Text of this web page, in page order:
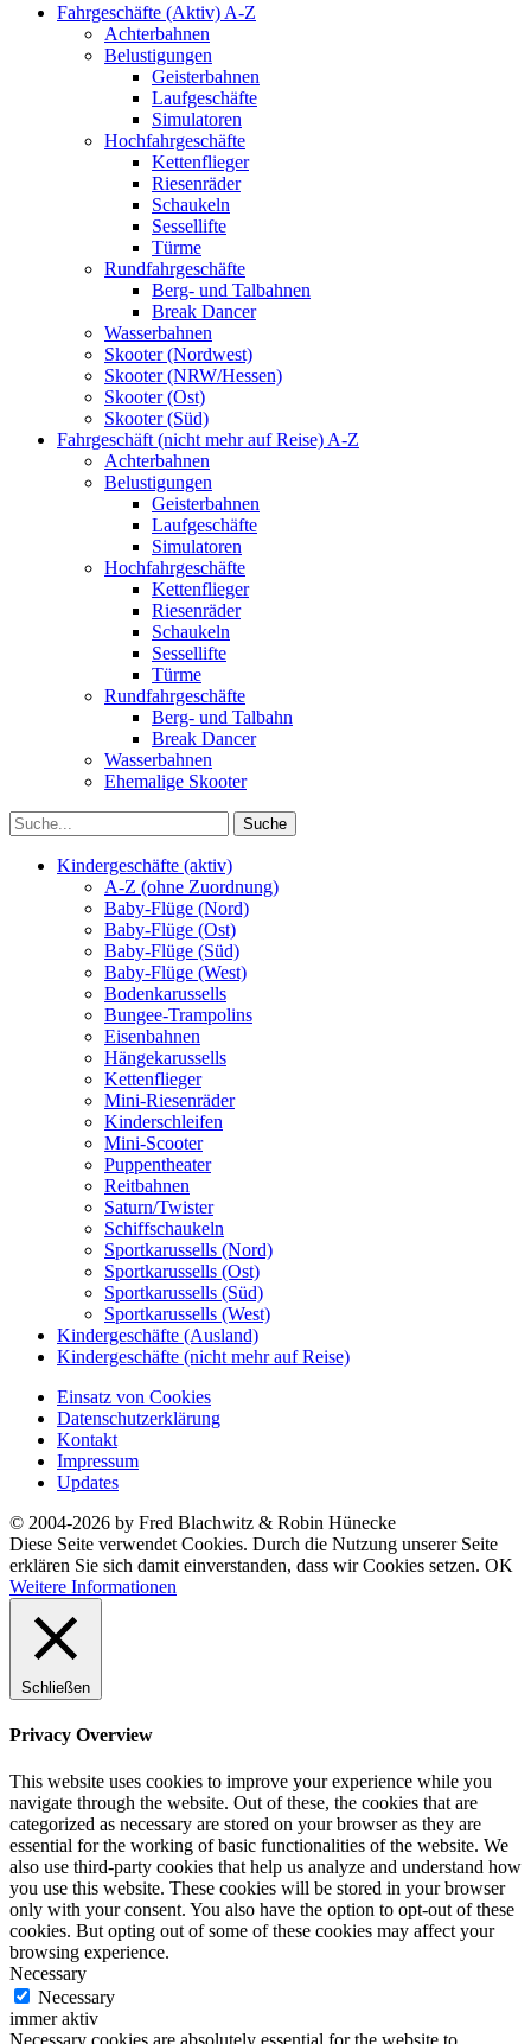
Fahrgeschäfte (Aktiv) A-Z
Achterbahnen
Belustigungen
Geisterbahnen
Laufgeschäfte
Simulatoren
Hochfahrgeschäfte
Kettenflieger
Riesenräder
Schaukeln
Sessellifte
Türme
Rundfahrgeschäfte
Berg- und Talbahnen
Break Dancer
Wasserbahnen
Skooter (Nordwest)
Skooter (NRW/Hessen)
Skooter (Ost)
Skooter (Süd)
Fahrgeschäft (nicht mehr auf Reise) A-Z
Achterbahnen
Belustigungen
Geisterbahnen
Laufgeschäfte
Simulatoren
Hochfahrgeschäfte
Kettenflieger
Riesenräder
Schaukeln
Sessellifte
Türme
Rundfahrgeschäfte
Berg- und Talbahn
Break Dancer
Wasserbahnen
Ehemalige Skooter
Kindergeschäfte (aktiv)
A-Z (ohne Zuordnung)
Baby-Flüge (Nord)
Baby-Flüge (Ost)
Baby-Flüge (Süd)
Baby-Flüge (West)
Bodenkarussells
Bungee-Trampolins
Eisenbahnen
Hängekarussells
Kettenflieger
Mini-Riesenräder
Kinderschleifen
Mini-Scooter
Puppentheater
Reitbahnen
Saturn/Twister
Schiffschaukeln
Sportkarussells (Nord)
Sportkarussells (Ost)
Sportkarussells (Süd)
Sportkarussells (West)
Kindergeschäfte (Ausland)
Kindergeschäfte (nicht mehr auf Reise)
Einsatz von Cookies
Datenschutzerklärung
Kontakt
Impressum
Updates
© 2004-2026 by Fred Blachwitz & Robin Hünecke
Diese Seite verwendet Cookies. Durch die Nutzung unserer Seite
erklären Sie sich damit einverstanden, dass wir Cookies setzen. OK
Weitere Informationen
Schließen
Privacy Overview
This website uses cookies to improve your experience while you
navigate through the website. Out of these, the cookies that are
categorized as necessary are stored on your browser as they are
essential for the working of basic functionalities of the website. We
also use third-party cookies that help us analyze and understand how
you use this website. These cookies will be stored in your browser
only with your consent. You also have the option to opt-out of these
cookies. But opting out of some of these cookies may affect your
browsing experience.
Necessary
Necessary
immer aktiv